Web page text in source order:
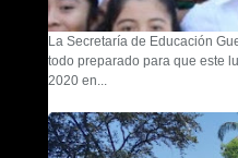
La Secretaría de Educación
todo preparado para que este
2020 en...